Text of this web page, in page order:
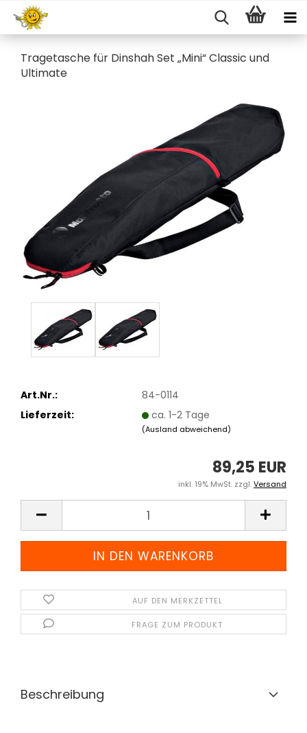
Tra­ge­ta­sche für Dins­hah Set „Mini“ Clas­sic und
Ul­ti­ma­te
Art.Nr.:
84-0114
Lieferzeit:
ca. 1-2 Tage
(Ausland abweichend)
89,25 EUR
inkl. 19% MwSt. zzgl.Versand
AUF DEN MERKZETTEL
FRAGE ZUM PRODUKT
Beschreibung